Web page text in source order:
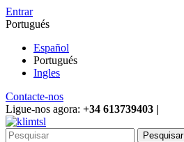
Entrar
Portugués
Español
Portugués
Ingles
Contacte-nos
Ligue-nos agora: +34 613739403 |
Pesquisar